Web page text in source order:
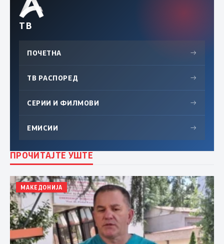
ТВ
ПОЧЕТНА →
ТВ РАСПОРЕД →
СЕРИИ И ФИЛМОВИ →
ЕМИСИИ →
ПРОЧИТАЈТЕ УШТЕ
МАКЕДОНИЈА